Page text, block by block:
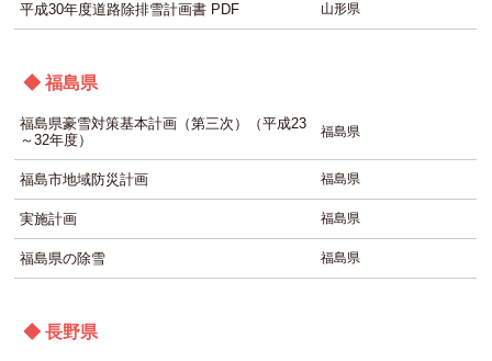
平成30年度道路除排雪計画書 PDF 山形県
◆ 福島県
福島県豪雪対策基本計画（第三次）（平成23
～32年度）
福島県
福島市地域防災計画 福島県
実施計画 福島県
福島県の除雪 福島県
◆ 長野県